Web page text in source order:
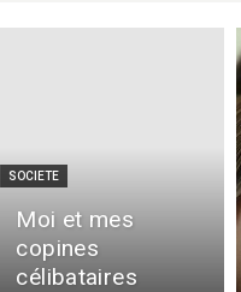
SOCIETE
Moi et mes
copines
célibataires